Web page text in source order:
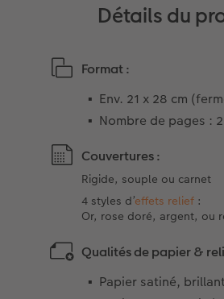
Détails du
Format :
Env. 21 x 28 cm
Nombre de pages :
Couvertures :
Rigide, souple ou carnet
4 styles d’effets relief :
Or, rose doré, argent, ou
Qualités de papier &
Papier satiné,